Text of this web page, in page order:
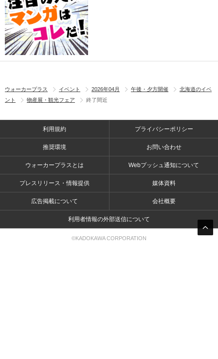
ウォーカープラス イベント 2026年04月 午後・夕方開催
北海道のイベ
ント
物産展・観光フェア 終了間近
利用規約 プライバシーポリシー
推奨環境 お問い合わせ
ウォーカープラスとは Webプッシュ通知について
プレスリリース・情報提供 媒体資料
広告掲載について 会社概要
利用者情報の外部送信について
©KADOKAWA CORPORATION